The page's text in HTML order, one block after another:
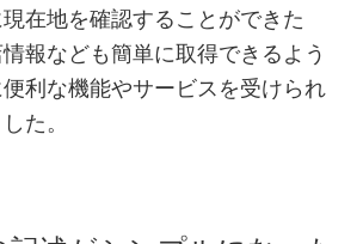
在地を確認することができた
報なども簡単に取得できるよう
利な機能やサービスを受けられ
た。